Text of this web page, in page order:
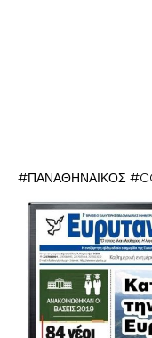
#ΠΑΝΑΘΗΝΑΙΚΟΣ